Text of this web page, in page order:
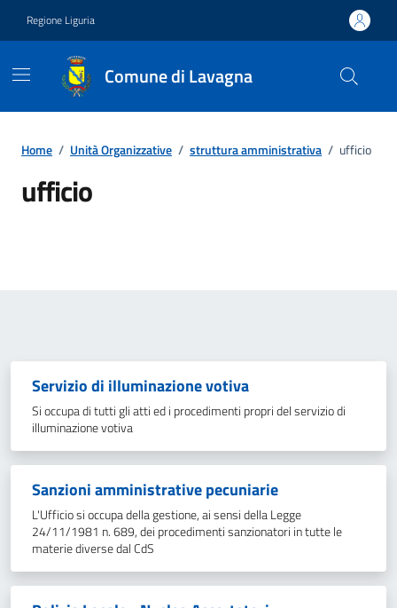
Regione Liguria
Comune di Lavagna
Home / Unità Organizzative / struttura amministrativa / ufficio
ufficio
Servizio di illuminazione votiva
Si occupa di tutti gli atti ed i procedimenti propri del servizio di
illuminazione votiva
Sanzioni amministrative pecuniarie
L'Ufficio si occupa della gestione, ai sensi della Legge
24/11/1981 n. 689, dei procedimenti sanzionatori in tutte le
materie diverse dal CdS